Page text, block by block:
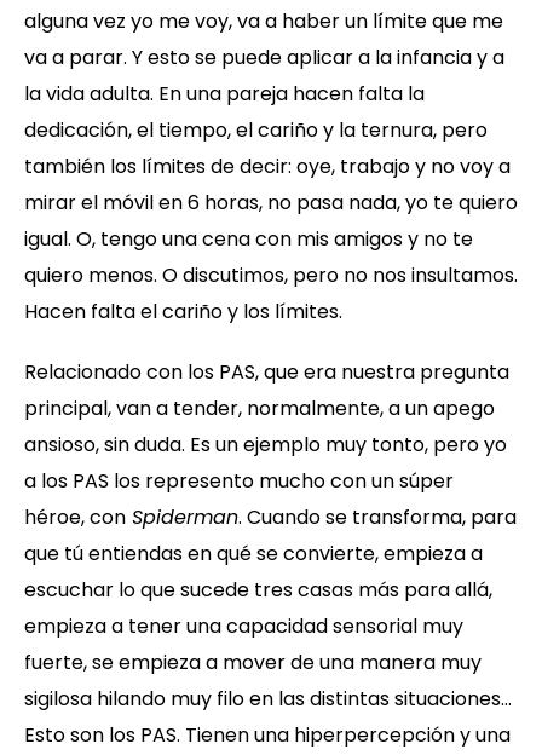
alguna vez yo me voy, va a haber un límite que me
va a parar. Y esto se puede aplicar a la infancia y a
la vida adulta. En una pareja hacen falta la
dedicación, el tiempo, el cariño y la ternura, pero
también los límites de decir: oye, trabajo y no voy a
mirar el móvil en 6 horas, no pasa nada, yo te quiero
igual. O, tengo una cena con mis amigos y no te
quiero menos. O discutimos, pero no nos insultamos.
Hacen falta el cariño y los límites.
Relacionado con los PAS, que era nuestra pregunta
principal, van a tender, normalmente, a un apego
ansioso, sin duda. Es un ejemplo muy tonto, pero yo
a los PAS los represento mucho con un súper
héroe, con Spiderman. Cuando se transforma, para
que tú entiendas en qué se convierte, empieza a
escuchar lo que sucede tres casas más para allá,
empieza a tener una capacidad sensorial muy
fuerte, se empieza a mover de una manera muy
sigilosa hilando muy filo en las distintas situaciones…
Esto son los PAS. Tienen una hiperpercepción y una